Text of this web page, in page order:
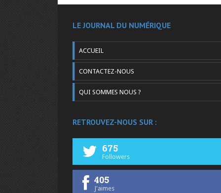
LE JOURNAL DU NUMÉRIQUE
ACCUEIL
CONTACTEZ-NOUS
QUI SOMMES NOUS ?
RETROUVEZ-NOUS SUR :
675
Followers
405
J'aimes